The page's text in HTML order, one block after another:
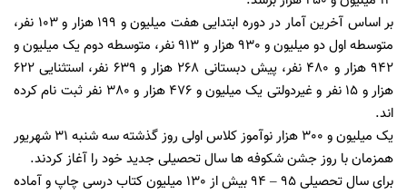
بر اساس آخرین آمار در دوره ابتدایی هفت میلیون و 199 هزار و 103 نفر،
متوسطه اول دو میلیون و 930 هزار و 913 نفر، متوسطه دوم یک میلیون و
942 هزار و 480 نفر، پیش دبستانی 268 هزار و 639 نفر، استثنایی 622
هزار و 15 نفر و غیردولتی یک میلیون و 476 هزار و 380 نفر ثبت نام کرده
اند.
یک میلیون و 300 هزار نوآموز کلاس اولی روز گذشته سه شنبه 31 شهریور
همزمان با روز جشن شکوفه ها سال تحصیلی جدید خود را آغاز کردند.
برای سال تحصیلی 95 – 94 بیش از 130 میلیون کتاب درسی چاپ و آماده